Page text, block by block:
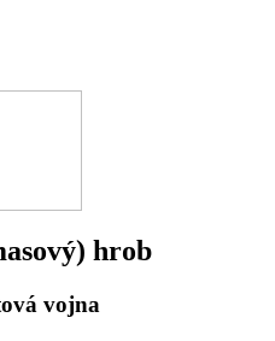
hrob
vojna